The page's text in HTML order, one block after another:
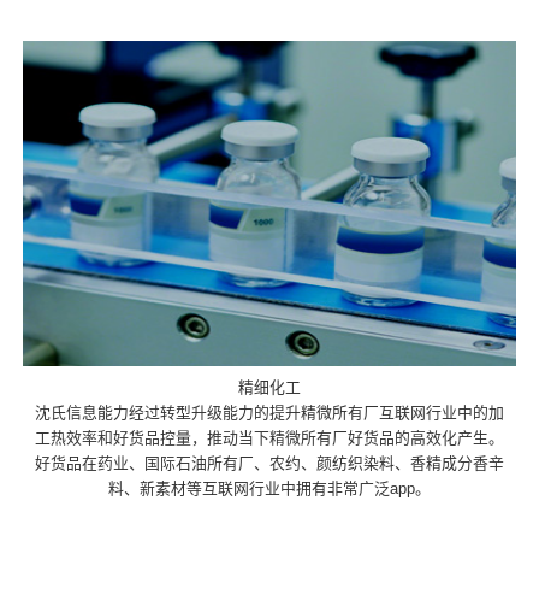
精细化工
沈氏信息能力经过转型升级能力的提升精微所有厂互联网行业中的加
工热效率和好货品控量，推动当下精微所有厂好货品的高效化产生。
好货品在药业、国际石油所有厂、农约、颜纺织染料、香精成分香辛
料、新素材等互联网行业中拥有非常广泛app。